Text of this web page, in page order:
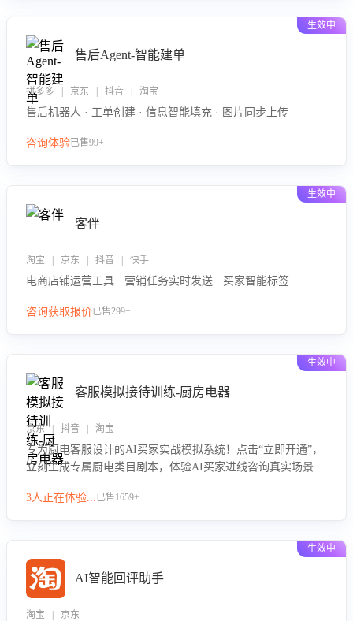
生效中
售后Agent-智能建单
拼多多 | 京东 | 抖音 | 淘宝
售后机器人 · 工单创建 · 信息智能填充 · 图片同步上传
咨询体验已售99+
生效中
客伴
淘宝 | 京东 | 抖音 | 快手
电商店铺运营工具 · 营销任务实时发送 · 买家智能标签
咨询获取报价已售299+
生效中
客服模拟接待训练-厨房电器
京东 | 抖音 | 淘宝
专为厨电客服设计的AI买家实战模拟系统！点击“立即开通”，
立刻生成专属厨电类目剧本，体验AI买家进线咨询真实场景训
技巧！
3人正在体验...已售1659+
生效中
AI智能回评助手
淘宝 | 京东